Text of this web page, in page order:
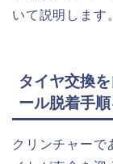
いて説明します。
タイヤ交換
ール脱着手
クリンチャーで